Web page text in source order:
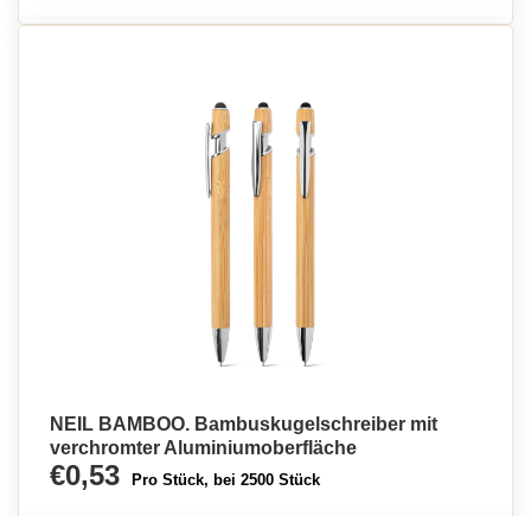
NEIL BAMBOO. Bambuskugelschreiber mit
verchromter Aluminiumoberfläche
€0,53 Pro Stück, bei 2500 Stück